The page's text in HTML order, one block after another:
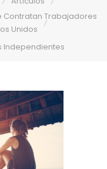
Contratan Trabajadores
Unidos
Independientes